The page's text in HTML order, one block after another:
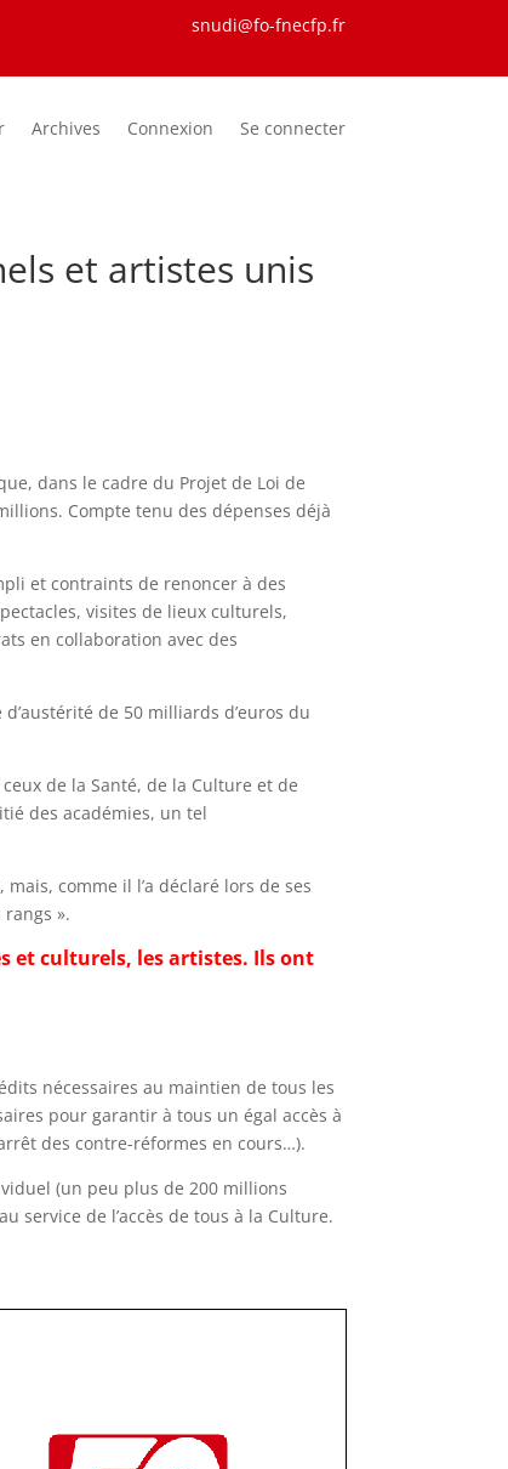
snudi@fo-fnecfp.fr
Archives Connexion Se connecter
et artistes unis
dans le cadre du Projet de Loi de
Compte tenu des dépenses déjà
et contraints de renoncer à des
visites de lieux culturels,
en collaboration avec des
de 50 milliards d’euros du
de la Santé, de la Culture et de
des académies, un tel
comme il l’a déclaré lors de ses
».
et culturels, les artistes. Ils ont
nécessaires au maintien de tous les
pour garantir à tous un égal accès à
des contre-réformes en cours…).
(un peu plus de 200 millions
service de l’accès de tous à la Culture.